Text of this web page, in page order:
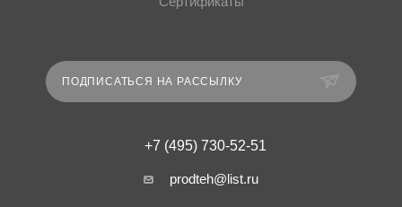
ПОДПИСАТЬСЯ НА РАССЫЛКУ
+7 (495) 730-52-51
prodteh@list.ru